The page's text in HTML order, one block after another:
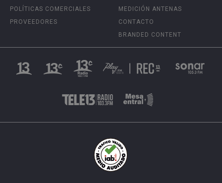
POLÍTICAS COMERCIALES
PROVEEDORES
MEDICIÓN ANTENAS
CONTACTO
BRANDED CONTENT